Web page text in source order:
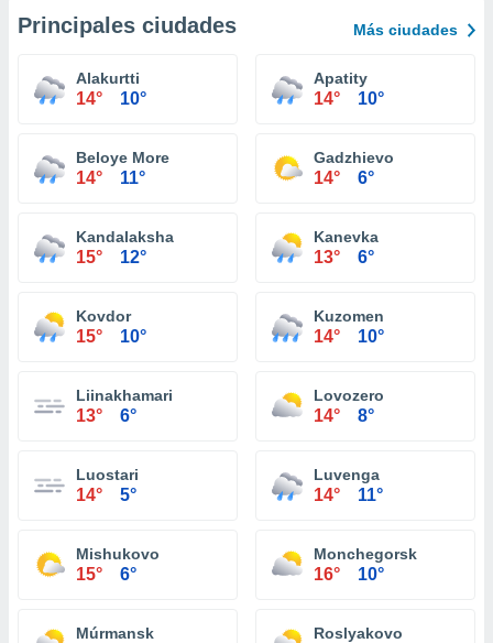
Principales ciudades Más ciudades
Alakurtti
14° 10°
Apatity
14° 10°
Beloye More
14° 11°
Gadzhievo
14° 6°
Kandalaksha
15° 12°
Kanevka
13° 6°
Kovdor
15° 10°
Kuzomen
14° 10°
Liinakhamari
13° 6°
Lovozero
14° 8°
Luostari
14° 5°
Luvenga
14° 11°
Mishukovo
15° 6°
Monchegorsk
16° 10°
Múrmansk Roslyakovo